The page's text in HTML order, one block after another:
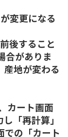
変更になる
後すること
合がありま
産地が変わる
カート画面
「再計算」
での「カート